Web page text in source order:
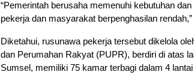
“Pemerintah berusaha memenuhi kebutuhan
pekerja dan masyarakat berpenghasilan
Diketahui, rusunawa pekerja tersebut dikelola
dan Perumahan Rakyat (PUPR), berdiri di atas
Sumsel, memiliki 75 kamar terbagi dalam 4